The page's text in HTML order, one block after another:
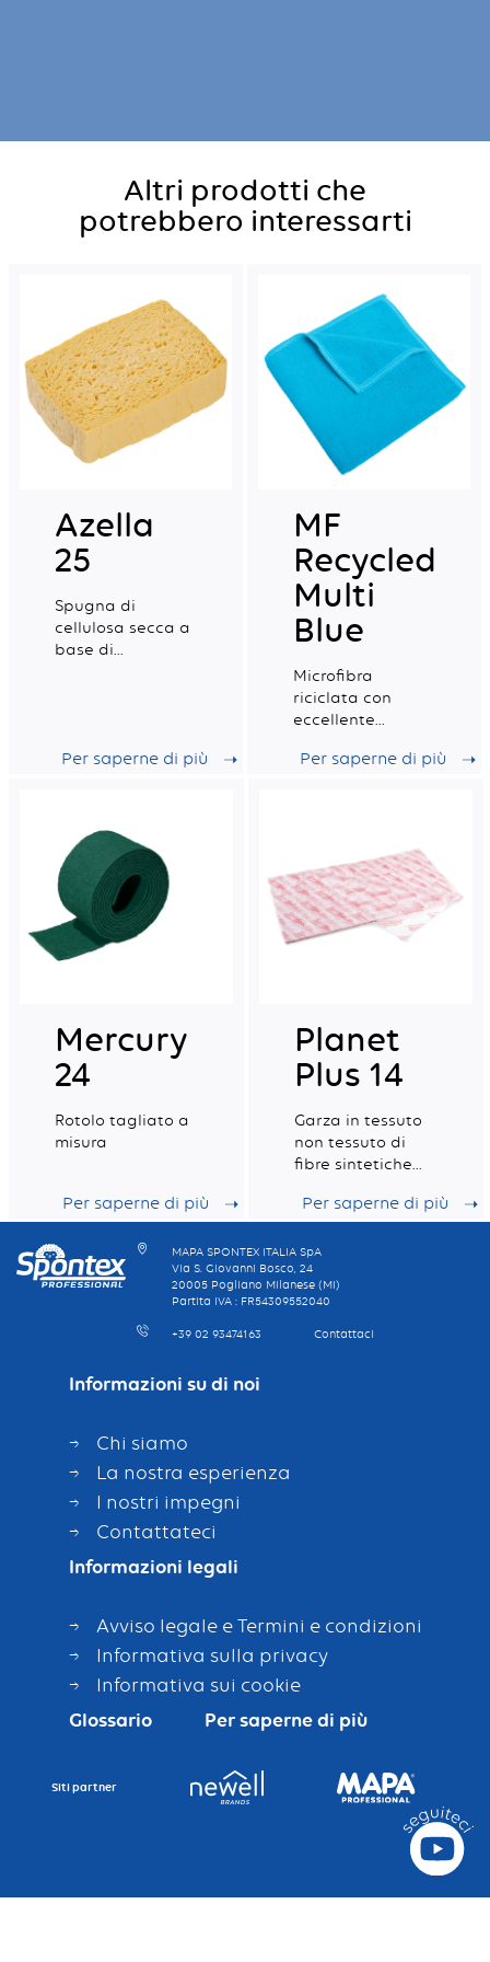
Altri prodotti che
potrebbero interessarti
Azella
25
Spugna di
cellulosa secca a
base di
alimenti.
Per saperne di più
MF
Recycled
Multi
Blue
Microfibra
riciclata con
eccellente
assorbimento,
Per saperne di più
Mercury
24
Rotolo tagliato a
misura
Per saperne di più
Planet
Plus 14
Garza in tessuto
non tessuto di
fibre sintetiche
pavimenti
Per saperne di più
MAPA SPONTEX ITALIA SpA
Via S. Giovanni Bosco, 24
20005 Pogliano Milanese (MI)
Partita IVA : FR54309552040
+39 02 93474163 Contattaci
Informazioni su di noi
Chi siamo
La nostra esperienza
I nostri impegni
Contattateci
Informazioni legali
Avviso legale e Termini e condizioni
Informativa sulla privacy
Informativa sui cookie
Glossario
Per saperne di più
Siti partner